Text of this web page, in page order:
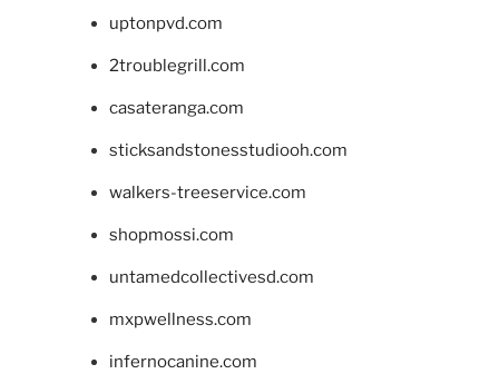
uptonpvd.com
2troublegrill.com
casateranga.com
sticksandstonesstudiooh.com
walkers-treeservice.com
shopmossi.com
untamedcollectivesd.com
mxpwellness.com
infernocanine.com